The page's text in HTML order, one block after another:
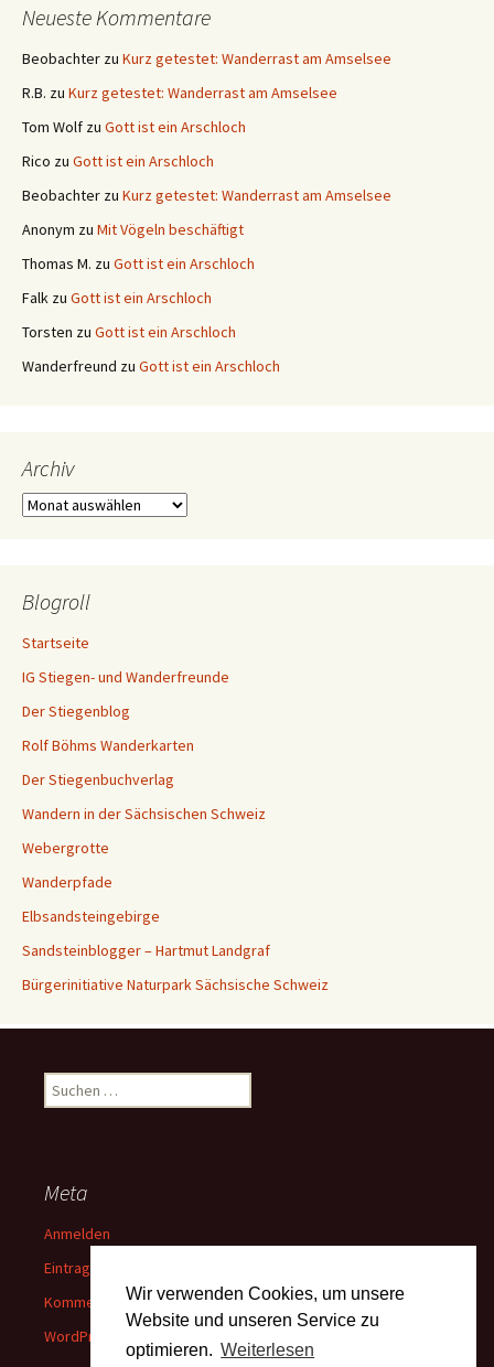
Wir verwenden Cookies, um unsere
Website und unseren Service zu
optimieren. Weiterlesen
Neueste Kommentare
Beobachter zu Kurz getestet: Wanderrast am Amselsee
R.B. zu Kurz getestet: Wanderrast am Amselsee
Tom Wolf zu Gott ist ein Arschloch
Rico zu Gott ist ein Arschloch
Beobachter zu Kurz getestet: Wanderrast am Amselsee
Anonym zu Mit Vögeln beschäftigt
Thomas M. zu Gott ist ein Arschloch
Falk zu Gott ist ein Arschloch
Torsten zu Gott ist ein Arschloch
Wanderfreund zu Gott ist ein Arschloch
Archiv
Archiv
Blogroll
Startseite
IG Stiegen- und Wanderfreunde
Der Stiegenblog
Rolf Böhms Wanderkarten
Der Stiegenbuchverlag
Wandern in der Sächsischen Schweiz
Webergrotte
Wanderpfade
Elbsandsteingebirge
Sandsteinblogger – Hartmut Landgraf
Bürgerinitiative Naturpark Sächsische Schweiz
Suchen
nach:
Meta
Anmelden
Eintrags-Feed
Kommentar-Feed
WordPress.org